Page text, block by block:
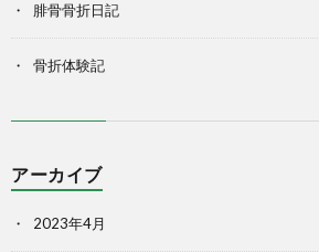
腓骨骨折日記
骨折体験記
アーカイブ
2023年4月